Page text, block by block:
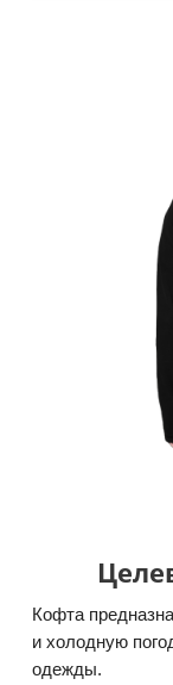
Кофта
и холодную
одежды.